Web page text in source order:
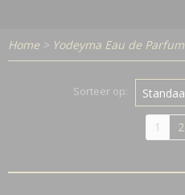
Home > Yodeyma Eau de Parfum
Sorteer op:
1 2